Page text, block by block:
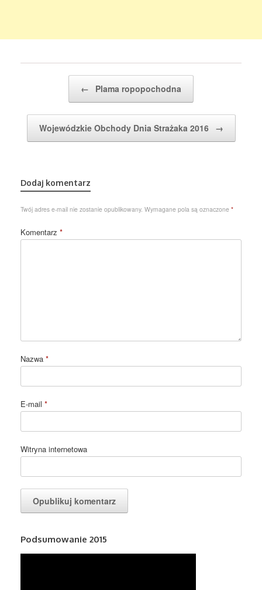
← Plama ropopochodna
Wojewódzkie Obchody Dnia Strażaka 2016 →
Dodaj komentarz
Twój adres e-mail nie zostanie opublikowany. Wymagane pola są oznaczone *
Komentarz *
Nazwa *
E-mail *
Witryna internetowa
Podsumowanie 2015